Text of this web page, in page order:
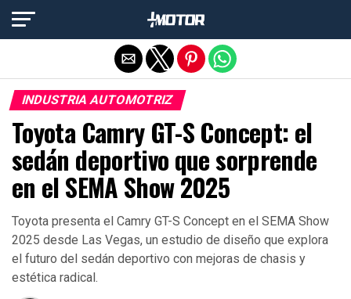
INDUSTRIA AUTOMOTRIZ
Toyota Camry GT-S Concept: el
sedán deportivo que sorprende
en el SEMA Show 2025
Toyota presenta el Camry GT-S Concept en el SEMA Show
2025 desde Las Vegas, un estudio de diseño que explora
el futuro del sedán deportivo con mejoras de chasis y
estética radical.
Salir de la versión móvil